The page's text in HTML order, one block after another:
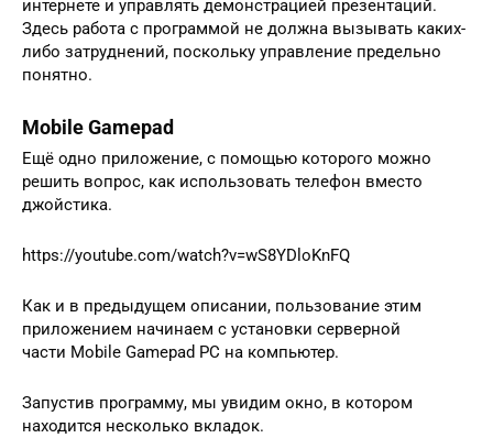
интернете и управлять демонстрацией презентаций.
Здесь работа с программой не должна вызывать каких-
либо затруднений, поскольку управление предельно
понятно.
Mobile Gamepad
Ещё одно приложение, с помощью которого можно
решить вопрос, как использовать телефон вместо
джойстика.
https://youtube.com/watch?v=wS8YDloKnFQ
Как и в предыдущем описании, пользование этим
приложением начинаем с установки серверной
части Mobile Gamepad PC на компьютер.
Запустив программу, мы увидим окно, в котором
находится несколько вкладок.